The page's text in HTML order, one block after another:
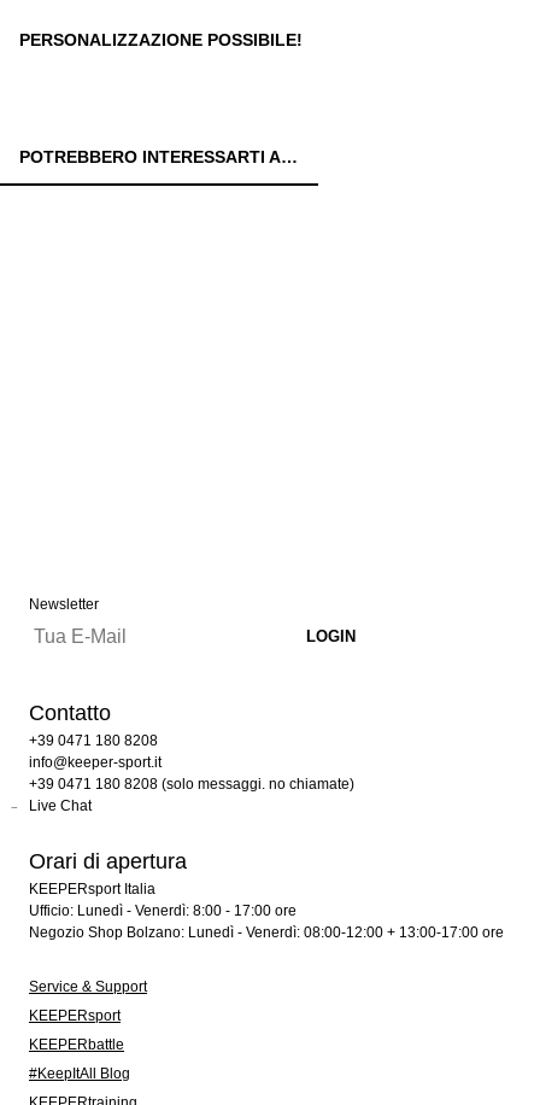
PERSONALIZZAZIONE POSSIBILE!
POTREBBERO INTERESSARTI ANCHE:
Newsletter
Contatto
+39 0471 180 8208
info@keeper-sport.it
+39 0471 180 8208 (solo messaggi. no chiamate)
Live Chat
Orari di apertura
KEEPERsport Italia
Ufficio: Lunedì - Venerdì: 8:00 - 17:00 ore
Negozio Shop Bolzano: Lunedì - Venerdì: 08:00-12:00 + 13:00-17:00 ore
Service & Support
KEEPERsport
KEEPERbattle
#KeepItAll Blog